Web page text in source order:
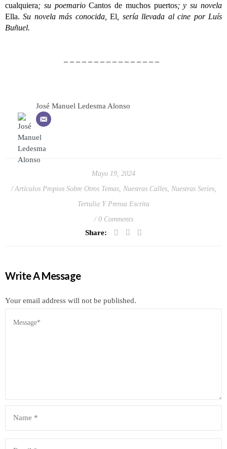
cualquiera; su poemarioCantos de muchos puertos; y su novela
Ella. Su novela más conocida,El , sería llevada al cine por Luís
Buñuel.
– – – – – – – – – – – – – – – –
José Manuel Ledesma Alonso
Mayo 19, 2024
Artículos Propios Sobre Otros Temas, Nuestras Calles, Nuestras Series,
Tertulia Y Prensa Escrita
0 Comments
Share:
Write A Message
Your email address will not be published.